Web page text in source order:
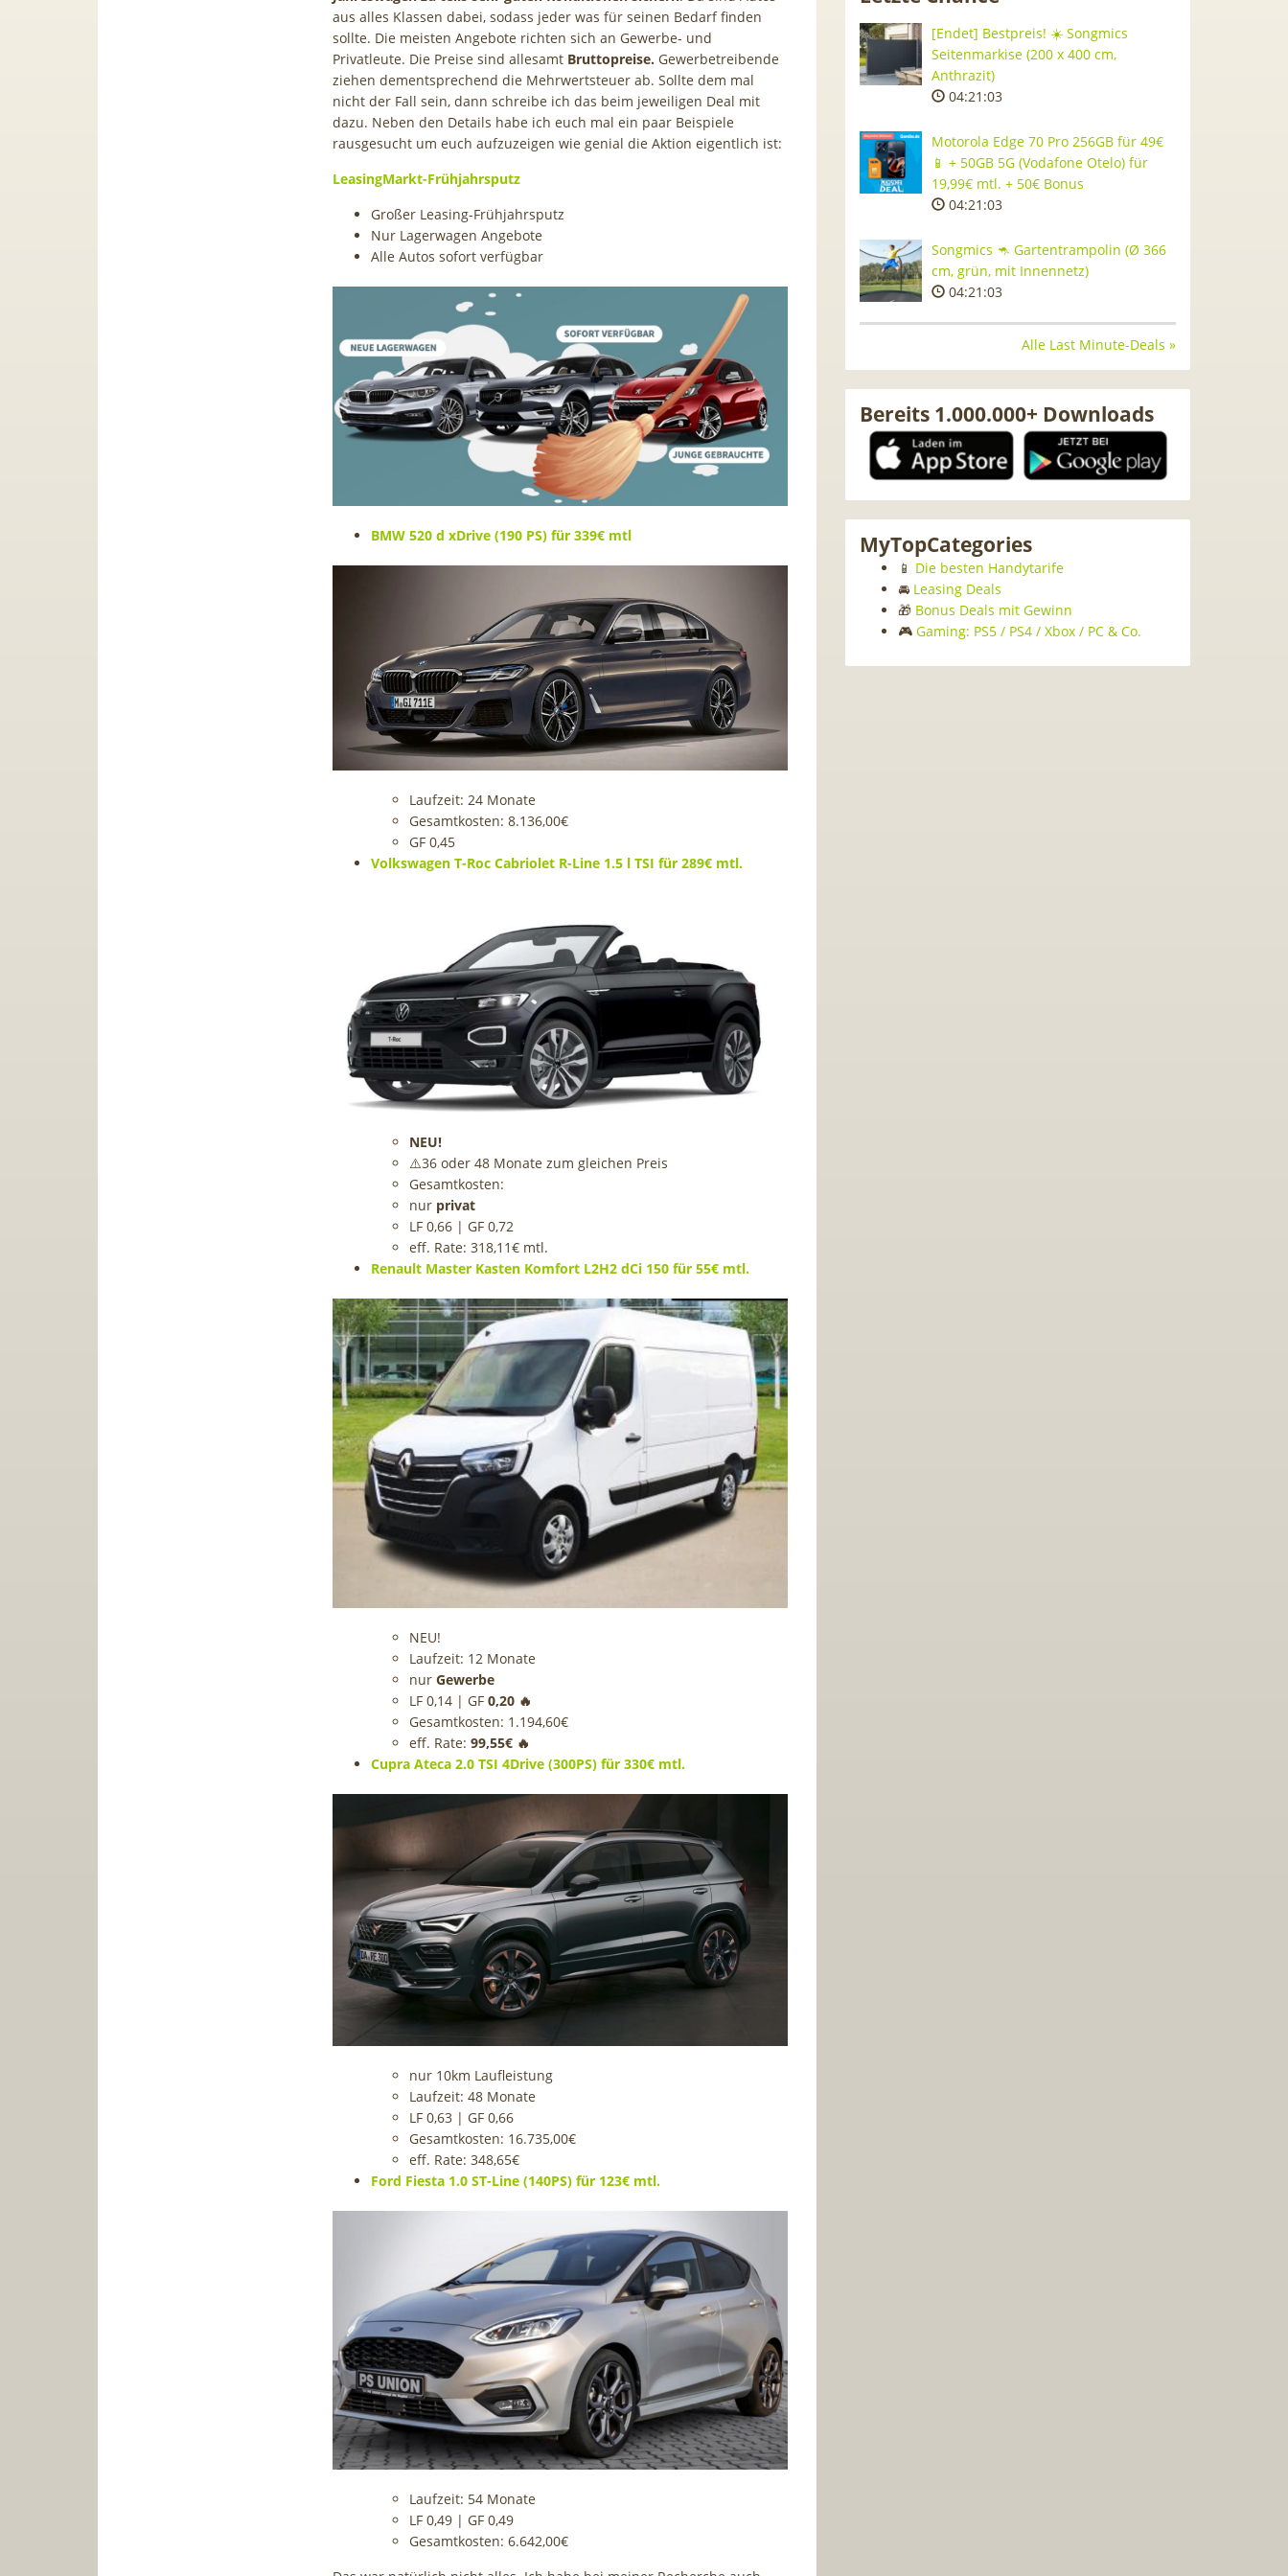
aus alles Klassen dabei, sodass jeder was für seinen Bedarf finden
sollte. Die meisten Angebote richten sich an Gewerbe- und
Privatleute. Die Preise sind allesamt Bruttopreise. Gewerbetreibende
ziehen dementsprechend die Mehrwertsteuer ab. Sollte dem mal
nicht der Fall sein, dann schreibe ich das beim jeweiligen Deal mit
dazu. Neben den Details habe ich euch mal ein paar Beispiele
rausgesucht um euch aufzuzeigen wie genial die Aktion eigentlich ist:
LeasingMarkt-Frühjahrsputz
Großer Leasing-Frühjahrsputz
Nur Lagerwagen Angebote
Alle Autos sofort verfügbar
BMW 520 d xDrive (190 PS) für 339€ mtl
Laufzeit: 24 Monate
Gesamtkosten: 8.136,00€
GF 0,45
Volkswagen T-Roc Cabriolet R-Line 1.5 l TSI für 289€ mtl.
NEU!
⚠️36 oder 48 Monate zum gleichen Preis
Gesamtkosten:
nur privat
LF 0,66 | GF 0,72
eff. Rate: 318,11€ mtl.
Renault Master Kasten Komfort L2H2 dCi 150 für 55€ mtl.
NEU!
Laufzeit: 12 Monate
nur Gewerbe
LF 0,14 | GF 0,20 🔥
Gesamtkosten: 1.194,60€
eff. Rate: 99,55€ 🔥
Cupra Ateca 2.0 TSI 4Drive (300PS) für 330€ mtl.
nur 10km Laufleistung
Laufzeit: 48 Monate
LF 0,63 | GF 0,66
Gesamtkosten: 16.735,00€
eff. Rate: 348,65€
Ford Fiesta 1.0 ST-Line (140PS) für 123€ mtl.
Laufzeit: 54 Monate
LF 0,49 | GF 0,49
Gesamtkosten: 6.642,00€
[Endet] Bestpreis! ☀️ Songmics
Seitenmarkise (200 x 400 cm,
Anthrazit)
04:21:02
Motorola Edge 70 Pro 256GB für 49€
📱 + 50GB 5G (Vodafone Otelo) für
19,99€ mtl. + 50€ Bonus
04:21:02
Songmics 🦘 Gartentrampolin (Ø 366
cm, grün, mit Innennetz)
04:21:02
Alle Last Minute-Deals »
Bereits 1.000.000+ Downloads
MyTopCategories
📱 Die besten Handytarife
🚘 Leasing Deals
🎁 Bonus Deals mit Gewinn
🎮 Gaming: PS5 / PS4 / Xbox / PC & Co.